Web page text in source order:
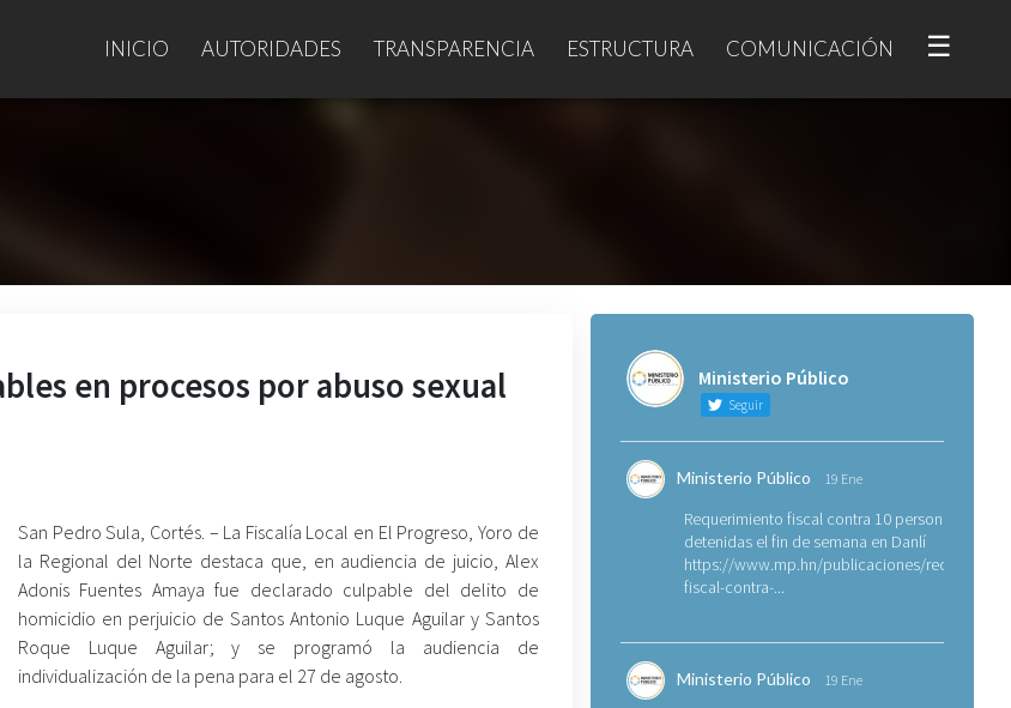
INICIO AUTORIDADES TRANSPARENCIA ESTRUCTURA COMUNICACIÓN ☰
en procesos por abuso sexual
San Pedro Sula, Cortés. – La Fiscalía Local en El Progreso, Yoro de
la Regional del Norte destaca que, en audiencia de juicio, Alex
Adonis Fuentes Amaya fue declarado culpable del delito de
homicidio en perjuicio de Santos Antonio Luque Aguilar y Santos
Roque Luque Aguilar; y se programó la audiencia de
individualización de la pena para el 27 de agosto.
Ministerio Público
Seguir
Ministerio Público 19 Ene
Requerimiento fiscal contra 10 personas
detenidas el fin de semana en Danlí
https://www.mp.hn/publicaciones/
fiscal-contra-...
Ministerio Público 19 Ene